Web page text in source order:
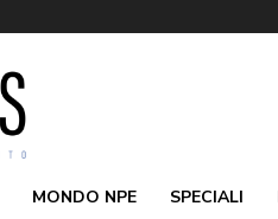
MONDO NPE SPECIALI